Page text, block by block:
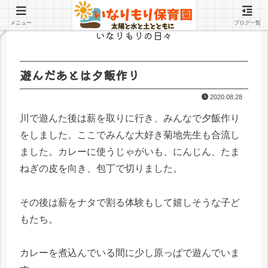
いなりもりの日々
遊んだあとは夕飯作り
2020.08.28
川で遊んた後は薪を取りに行き、みんなで夕飯作り
をしました。ここでみんな大好き菊地先生も合流し
ました。カレーに使うじゃがいも、にんじん、たま
ねぎの皮を向き、包丁で切りました。
その後は薪をナタで割る体験もして嬉しそうな子ど
もたち。
カレーを煮込んでいる間に少し原っぱで遊んでいま
メニュー ブログ一覧